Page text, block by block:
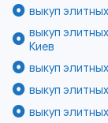
выкуп
выкуп
Киев
выкуп
выкуп
выкуп